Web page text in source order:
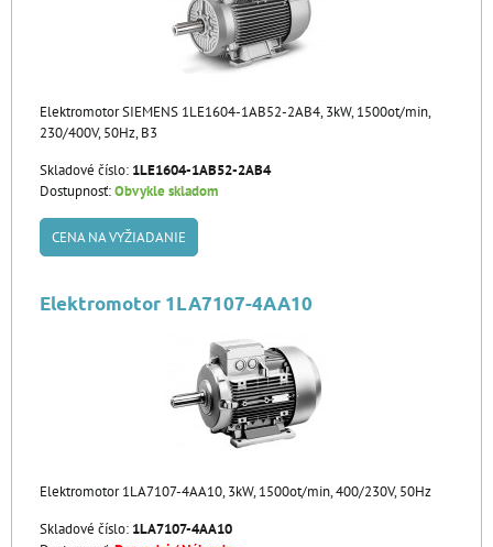
Elektromotor SIEMENS 1LE1604-1AB52-2AB4, 3kW, 1500ot/min,
230/400V, 50Hz, B3
Skladové číslo: 1LE1604-1AB52-2AB4
Dostupnosť:Obvykle skladom
CENA NA VYŽIADANIE
Elektromotor 1LA7107-4AA10
Elektromotor 1LA7107-4AA10, 3kW, 1500ot/min, 400/230V, 50Hz
Skladové číslo: 1LA7107-4AA10